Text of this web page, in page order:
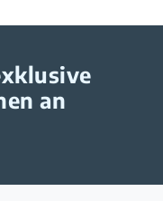
an